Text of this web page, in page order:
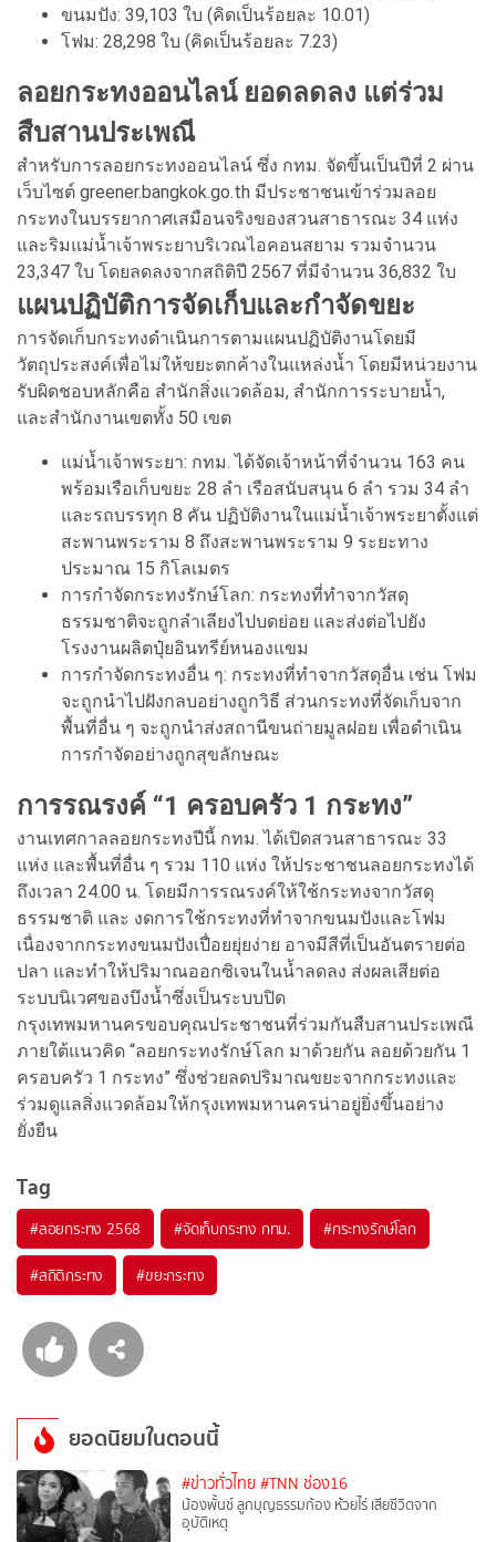
ขนมปัง: 39,103 ใบ (คิดเป็นร้อยละ 10.01)
โฟม: 28,298 ใบ (คิดเป็นร้อยละ 7.23)
ลอยกระทงออนไลน์ ยอดลดลง แต่ร่วม
สืบสานประเพณี
สำหรับการลอยกระทงออนไลน์ ซึ่ง กทม. จัดขึ้นเป็นปีที่ 2 ผ่าน
เว็บไซต์ greener.bangkok.go.th มีประชาชนเข้าร่วมลอย
กระทงในบรรยากาศเสมือนจริงของสวนสาธารณะ 34 แห่ง
และริมแม่น้ำเจ้าพระยาบริเวณไอคอนสยาม รวมจำนวน
23,347 ใบ โดยลดลงจากสถิติปี 2567 ที่มีจำนวน 36,832 ใบ
แผนปฏิบัติการจัดเก็บและกำจัดขยะ
การจัดเก็บกระทงดำเนินการตามแผนปฏิบัติงานโดยมี
วัตถุประสงค์เพื่อไม่ให้ขยะตกค้างในแหล่งน้ำ โดยมีหน่วยงาน
รับผิดชอบหลักคือ สำนักสิ่งแวดล้อม, สำนักการระบายน้ำ,
และสำนักงานเขตทั้ง 50 เขต
แม่น้ำเจ้าพระยา: กทม. ได้จัดเจ้าหน้าที่จำนวน 163 คน
พร้อมเรือเก็บขยะ 28 ลำ เรือสนับสนุน 6 ลำ รวม 34 ลำ
และรถบรรทุก 8 คัน ปฏิบัติงานในแม่น้ำเจ้าพระยาตั้งแต่
สะพานพระราม 8 ถึงสะพานพระราม 9 ระยะทาง
ประมาณ 15 กิโลเมตร
การกำจัดกระทงรักษ์โลก: กระทงที่ทำจากวัสดุ
ธรรมชาติจะถูกลำเลียงไปบดย่อย และส่งต่อไปยัง
โรงงานผลิตปุ๋ยอินทรีย์หนองแขม
การกำจัดกระทงอื่น ๆ: กระทงที่ทำจากวัสดุอื่น เช่น โฟม
จะถูกนำไปฝังกลบอย่างถูกวิธี ส่วนกระทงที่จัดเก็บจาก
พื้นที่อื่น ๆ จะถูกนำส่งสถานีขนถ่ายมูลฝอย เพื่อดำเนิน
การกำจัดอย่างถูกสุขลักษณะ
การรณรงค์ “1 ครอบครัว 1 กระทง”
งานเทศกาลลอยกระทงปีนี้ กทม. ได้เปิดสวนสาธารณะ 33
แห่ง และพื้นที่อื่น ๆ รวม 110 แห่ง ให้ประชาชนลอยกระทงได้
ถึงเวลา 24.00 น. โดยมีการรณรงค์ให้ใช้กระทงจากวัสดุ
ธรรมชาติ และ งดการใช้กระทงที่ทำจากขนมปังและโฟม
เนื่องจากกระทงขนมปังเปื่อยยุ่ยง่าย อาจมีสีที่เป็นอันตรายต่อ
ปลา และทำให้ปริมาณออกซิเจนในน้ำลดลง ส่งผลเสียต่อ
ระบบนิเวศของบึงน้ำซึ่งเป็นระบบปิด
กรุงเทพมหานครขอบคุณประชาชนที่ร่วมกันสืบสานประเพณี
ภายใต้แนวคิด “ลอยกระทงรักษ์โลก มาด้วยกัน ลอยด้วยกัน 1
ครอบครัว 1 กระทง” ซึ่งช่วยลดปริมาณขยะจากกระทงและ
ร่วมดูแลสิ่งแวดล้อมให้กรุงเทพมหานครน่าอยู่ยิ่งขึ้นอย่าง
ยั่งยืน
Tag
#ลอยกระทง 2568 #จัดเก็บกระทง กทม. #กระทงรักษ์โลก
#สถิติกระทง #ขยะกระทง
ยอดนิยมในตอนนี้
#ข่าวทั่วไทย #TNN ช่อง16
น้องพั้นช์ ลูกบุญธรรมก้อง ห้วยไร่ เสียชีวิตจาก
อุบัติเหตุ